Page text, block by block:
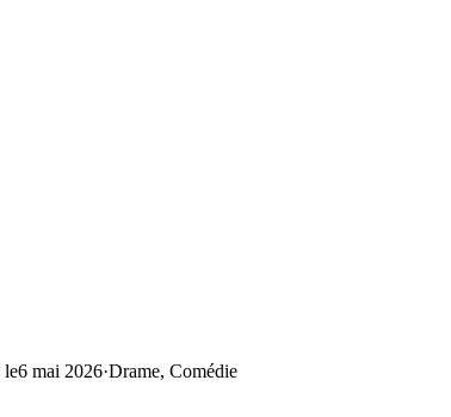
le6 mai 2026·Drame, Comédie